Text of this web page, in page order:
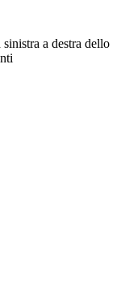
a destra dello